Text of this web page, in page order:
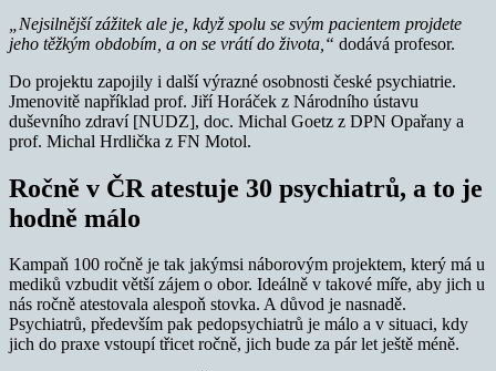
„Nejsilnější zážitek ale je, když spolu se svým pacientem projdete
jeho těžkým obdobím, a on se vrátí do života,“ dodává profesor.
Do projektu zapojily i další výrazné osobnosti české psychiatrie.
Jmenovitě například prof. Jiří Horáček z Národního ústavu
duševního zdraví [NUDZ], doc. Michal Goetz z DPN Opařany a
prof. Michal Hrdlička z FN Motol.
Ročně v ČR atestuje 30 psychiatrů, a to je
hodně málo
Kampaň 100 ročně je tak jakýmsi náborovým projektem, který má u
mediků vzbudit větší zájem o obor. Ideálně v takové míře, aby jich u
nás ročně atestovala alespoň stovka. A důvod je nasnadě.
Psychiatrů, především pak pedopsychiatrů je málo a v situaci, kdy
jich do praxe vstoupí třicet ročně, jich bude za pár let ještě méně.